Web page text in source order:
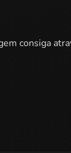
consiga